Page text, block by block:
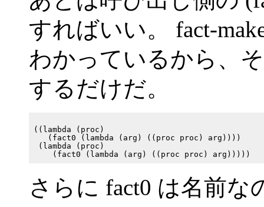
すればいい。 fact-
わかっているから、
するだけだ。
((lambda (proc)
   (fact0 (lambda (arg) ((proc proc) arg))))
(lambda (proc)
さらに fact0 は名前